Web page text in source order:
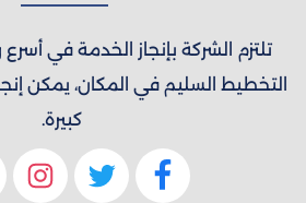
تلتزم الشركة بإنجاز الخدمة في
التخطيط السليم في المكان، يمكن
كبيرة.